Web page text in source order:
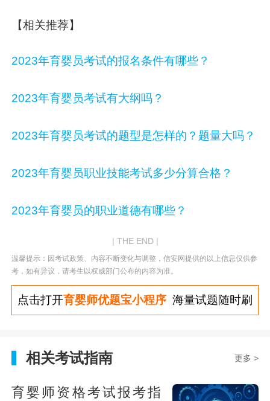
【相关推荐】
2023年育婴员考试的报名条件有哪些？
2023年育婴员考试有大纲吗？
2023年育婴员考试的题型是怎样的？题量大吗？
2023年育婴员职业技能考试多少分算合格？
2023年育婴员的职业道德有哪些？
| THE END |
温馨提示：因考试政策、内容不断变化与调整，信安网提供的以上信息仅供参
考，如有异议，请考生以权威部门公布的内容为准。
点击打开育婴师优题宝小程序 海量试题随时刷
相关考试指南 更多 >
育婴师资格考试报考指